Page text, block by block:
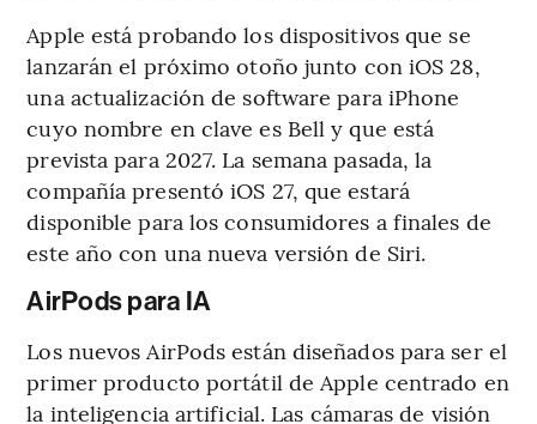
Apple está probando los dispositivos que se
lanzarán el próximo otoño junto con iOS 28,
una actualización de software para iPhone
cuyo nombre en clave es Bell y que está
prevista para 2027. La semana pasada, la
compañía presentó iOS 27, que estará
disponible para los consumidores a finales de
este año con una nueva versión de Siri.
AirPods para IA
Los nuevos AirPods están diseñados para ser el
primer producto portátil de Apple centrado en
la inteligencia artificial. Las cámaras de visión